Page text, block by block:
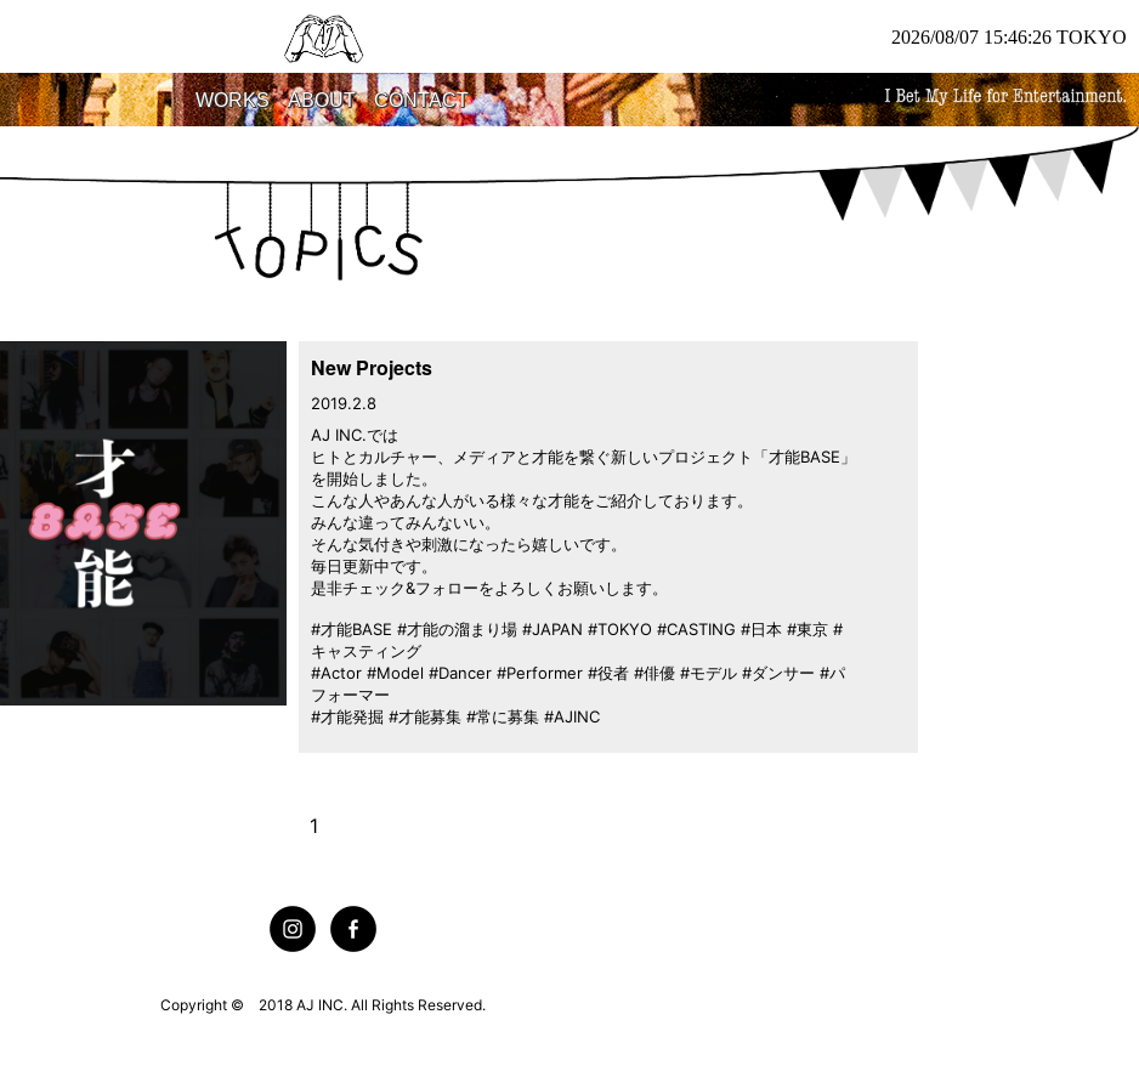
2026/08/07 15:46:26 TOKYO
WORKS ABOUT CONTACT
New Projects
2019.2.8
AJ INC.では
ヒトとカルチャー、メディアと才能を繋ぐ新しいプロジェクト「才能BASE」
を開始しました。
こんな人やあんな人がいる様々な才能をご紹介しております。
みんな違ってみんないい。
そんな気付きや刺激になったら嬉しいです。
毎日更新中です。
是非チェック&フォローをよろしくお願いします。
#才能BASE #才能の溜まり場 #JAPAN #TOKYO #CASTING #日本 #東京 #
キャスティング
#Actor #Model #Dancer #Performer #役者 #俳優 #モデル #ダンサー #パ
フォーマー
#才能発掘 #才能募集 #常に募集 #AJINC
1
Copyright © 2018 AJ INC. All Rights Reserved.